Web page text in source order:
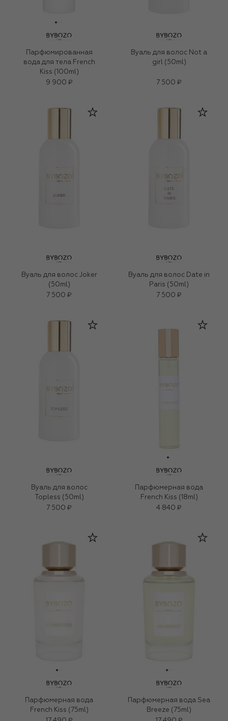
Парфюмированная
вода для тела French
Kiss (100ml)
9 900 ₽
Вуаль для волос Not a
girl (50ml)
7 500 ₽
Вуаль для волос Joker
(50ml)
7 500 ₽
Вуаль для волос Date in
Paris (50ml)
7 500 ₽
Вуаль для волос
Topless (50ml)
7 500 ₽
Парфюмерная вода
French Kiss (18ml)
4 840 ₽
Парфюмерная вода
French Kiss (75ml)
Парфюмерная вода Sea
Breeze (75ml)